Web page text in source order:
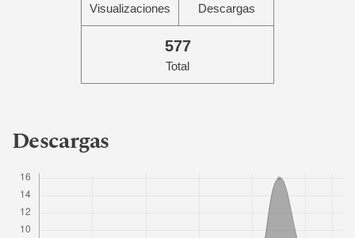
Visualizaciones Descargas
577
Total
Descargas